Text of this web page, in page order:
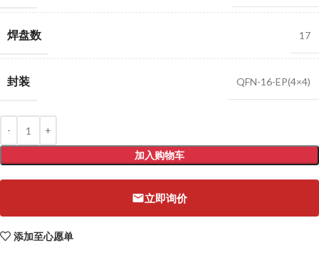
焊盘数 17
封装 QFN-16-EP(4×4)
加入购物车
立即询价
添加至心愿单